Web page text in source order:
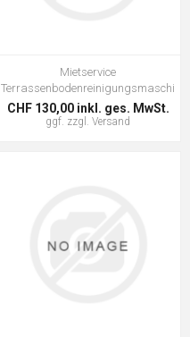
Mietservice
Terrassenbodenreinigungsmaschine
CHF 130,00 inkl. ges. MwSt.
ggf. zzgl. Versand